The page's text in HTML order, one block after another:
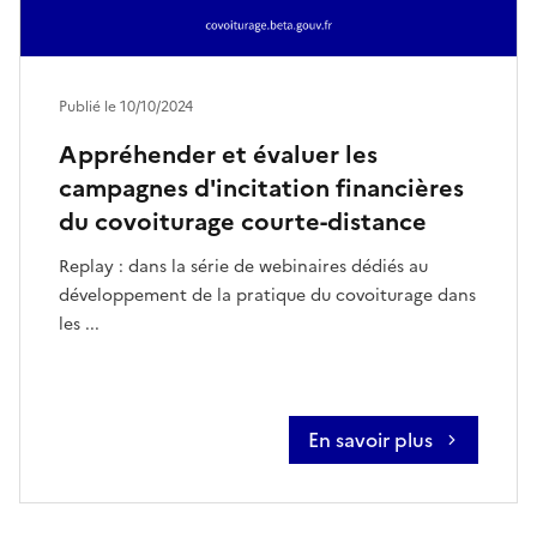
Appréhender et évaluer les
campagnes d'incitation financières
du covoiturage courte-distance
Replay : dans la série de webinaires dédiés au
développement de la pratique du covoiturage dans
les ...
Publié le 10/10/2024
En savoir plus